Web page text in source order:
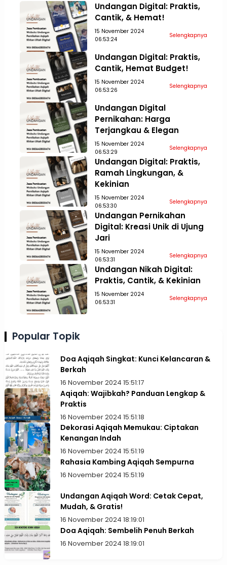
Undangan Digital: Praktis,
Cantik, & Hemat!
15 November 2024
06:53:24
Selengkapnya
Undangan Digital: Praktis,
Cantik, Hemat Budget!
15 November 2024
06:53:26
Selengkapnya
Undangan Digital
Pernikahan: Harga
Terjangkau & Elegan
15 November 2024
06:53:29
Selengkapnya
Undangan Digital: Praktis,
Ramah Lingkungan, &
Kekinian
15 November 2024
06:53:30
Selengkapnya
Undangan Pernikahan
Digital: Kreasi Unik di Ujung
Jari
15 November 2024
06:53:31
Selengkapnya
Undangan Nikah Digital:
Praktis, Cantik, & Kekinian
15 November 2024
06:53:31
Selengkapnya
Popular Topik
Doa Aqiqah Singkat: Kunci Kelancaran &
Berkah
16 November 2024 15:51:17
Aqiqah: Wajibkah? Panduan Lengkap &
Praktis
16 November 2024 15:51:18
Dekorasi Aqiqah Memukau: Ciptakan
Kenangan Indah
16 November 2024 15:51:19
Rahasia Kambing Aqiqah Sempurna
16 November 2024 15:51:19
Undangan Aqiqah Word: Cetak Cepat,
Mudah, & Gratis!
16 November 2024 18:19:01
Doa Aqiqah: Sembelih Penuh Berkah
16 November 2024 18:19:01